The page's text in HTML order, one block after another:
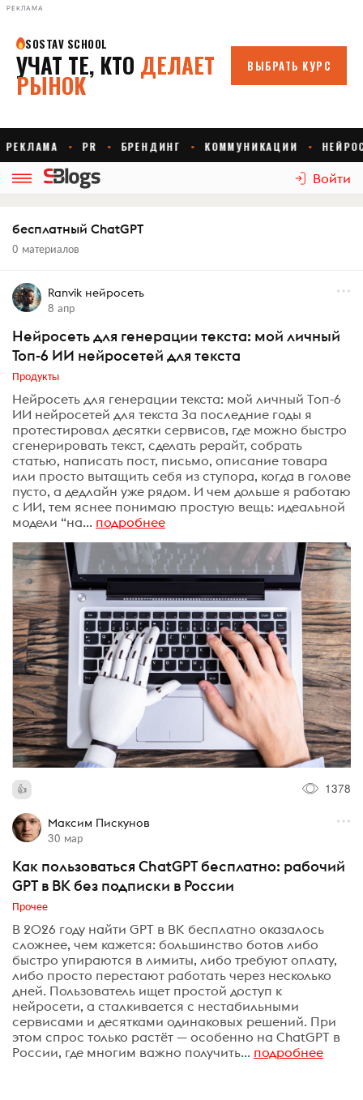
РЕКЛАМА
Войти
бесплатный ChatGPT
0 материалов
Ranvik нейросеть
8 апр
Нейросеть для генерации текста: мой личный
Топ-6 ИИ нейросетей для текста
Продукты
Нейросеть для генерации текста: мой личный Топ-6
ИИ нейросетей для текста За последние годы я
протестировал десятки сервисов, где можно быстро
сгенерировать текст, сделать рерайт, собрать
статью, написать пост, письмо, описание товара
или просто вытащить себя из ступора, когда в голове
пусто, а дедлайн уже рядом. И чем дольше я работаю
с ИИ, тем яснее понимаю простую вещь: идеальной
модели “на... подробнее
1378
Максим Пискунов
30 мар
Как пользоваться ChatGPT бесплатно: рабочий
GPT в ВК без подписки в России
Прочее
В 2026 году найти GPT в ВК бесплатно оказалось
сложнее, чем кажется: большинство ботов либо
быстро упираются в лимиты, либо требуют оплату,
либо просто перестают работать через несколько
дней. Пользователь ищет простой доступ к
нейросети, а сталкивается с нестабильными
сервисами и десятками одинаковых решений. При
этом спрос только растёт — особенно на ChatGPT в
России, где многим важно получить... подробнее